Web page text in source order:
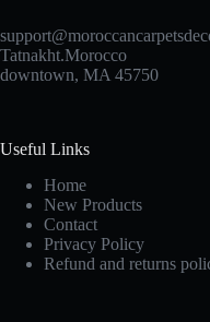
Tatnakht.Morocco
downtown, MA 45750
Useful Links
Home
New Products
Contact
Privacy Policy
Refund and returns